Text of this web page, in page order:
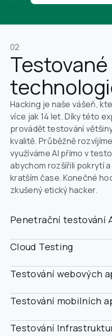
02
Testované
Hacking je naše vášeň,
více jak 14 let. Díky této
provádět testování
kvalitě. Průběžně
využíváme AI přímo v
abychom rozšířili pokrytí
kratším čase. Konečné
zkušený etický hacker.
Penetrační testování
Cloud Testing
Testování webových
Testování mobilních
Testování